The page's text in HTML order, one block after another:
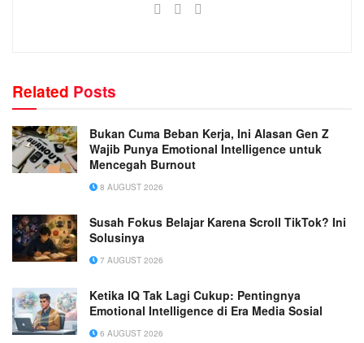
Related Posts
Bukan Cuma Beban Kerja, Ini Alasan Gen Z
Wajib Punya Emotional Intelligence untuk
Mencegah Burnout
8 AUGUST 2026
Susah Fokus Belajar Karena Scroll TikTok? Ini
Solusinya
7 AUGUST 2026
Ketika IQ Tak Lagi Cukup: Pentingnya
Emotional Intelligence di Era Media Sosial
6 AUGUST 2026